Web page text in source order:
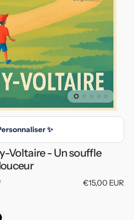
vedette
vue
de
la
galerie
✨
Voltaire - Un souffle
Prix
€15,00 EUR